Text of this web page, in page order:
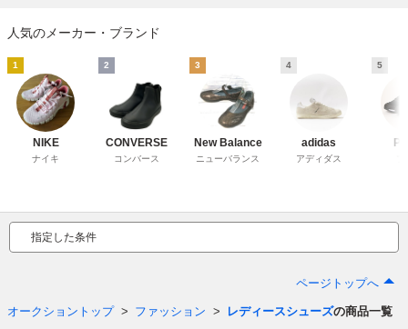
人気のメーカー・ブランド
1
NIKE
ナイキ
2
CONVERSE
コンバース
3
New Balance
ニューバランス
4
adidas
アディダス
5
指定した条件
ページトップへ
オークショントップ ファッション レディースシューズの商品一覧